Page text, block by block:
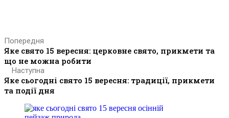
Попередня
Яке свято 15 вересня: церковне свято, прикмети та
що не можна робити
Наступна
Яке сьогодні свято 15 вересня: традиції, прикмети
та події дня